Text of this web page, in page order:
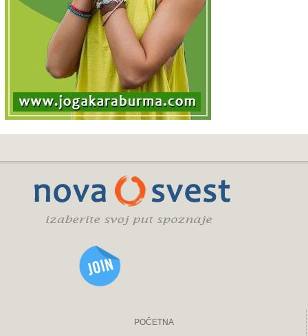
POČETNA